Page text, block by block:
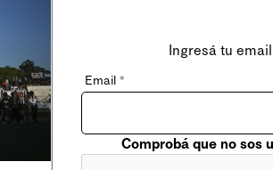
Ingresá tu email
Email *
Comprobá que no sos